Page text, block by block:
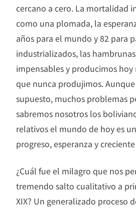
cercano a cero. La mortalidad
como una plomada, la
años para el mundo y 82 para
industrializados, las
impensables y producimos hoy
que nunca produjimos.
supuesto, muchos problemas
sabremos nosotros los
relativos el mundo de hoy es
progreso, esperanza y
¿Cuál fue el milagro que nos
tremendo salto cualitativo a
XIX? Un generalizado proceso